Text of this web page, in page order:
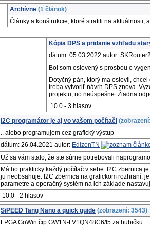
Archívne (1 článok)
Články a konštrukcie, ktoré stratili na aktuálnosti,
Kópia DPS a pridanie vzhľadu
dátum: 05.03.2022 autor: SKRouter2
Bol som oslovený s prosbou o
Dotyčný pán, ktorý ma oslovil,
treba vytvoriť návrh DPS znova.
projektu, no neúspešne. Žiadna
10.0 - 3 hlasov
I2C programátor je aj vo vašom počítači
.. alebo programujem cez grafický výstup
dátum: 26.04.2021 autor: EdizonTN
Už sa vám stalo, že ste súrne potrebovali
Má ho prakticky každý počítač v sebe. I2C zbernica
ju neobsahuje. I2C zbernica na grafickom rozhraní,
parametre a operačný systém na ich základe
10.0 - 2 hlasov
SiPEED Tang Nano a quick guide (zobrazení: 3543)
FPGA GoWin čip GW1N-LV1QN48C6/I5 za hubičku